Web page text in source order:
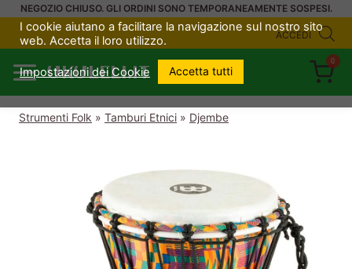
SaltaNEGOZIO CHIUSO. GLI ORDINI SONO TEMPORANEAMENTE SOSPESI.
ACCEDI
UKULELI.IT
0
Strumenti Folk » Tamburi Etnici » Djembe
I cookie aiutano a facilitare la navigazione sul nostro sito
web. Accetta il loro utilizzo.
Impostazioni dei Cookie Accetta tutti